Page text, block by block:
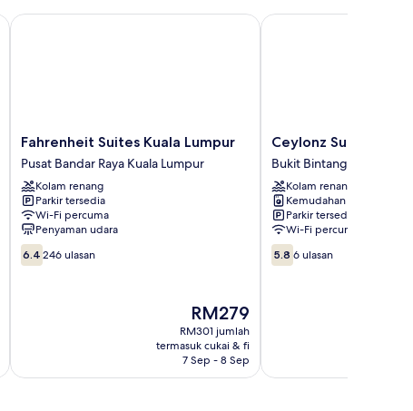
Fahrenheit
Suites
Kuala
Lumpur
Pusat
Bandar
Raya
Kuala
Lumpur
Fahrenheit Suites Kuala Lumpur
Pusat Bandar Raya Kuala Lumpur
Kolam renang
Parkir tersedia
Wi-Fi percuma
Penyaman udara
6.4
daripada
6.4 246 ulasan
Harga
ialah
RM279
RM279
RM301 jumlah
termasuk cukai & fi
7 Sep - 8 Sep
Fahrenheit Suites Kuala Lumpur
Ceylonz
Suites
by
Roomy
Bukit
Bintang
Ceylonz Suites by
Bukit Bintang
Kolam renang
Kemudahan dobi
Parkir tersedia
Wi-Fi percuma
5.8
daripada
5.8 6 ulasan
Ceylonz Suites by